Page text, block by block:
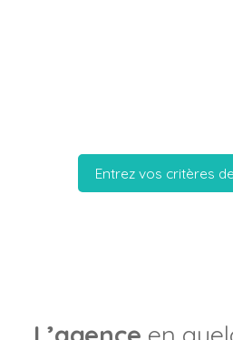
Entrez vos critères